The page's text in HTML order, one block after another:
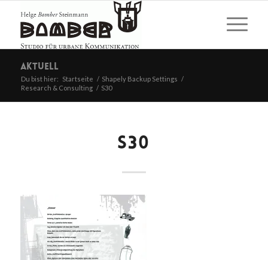
Aktuell
Du bist hier: Startseite / Shapely Backup Settings /
Research & Consulting / S30
S30